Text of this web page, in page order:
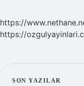
https://
https://
SON YAZILAR